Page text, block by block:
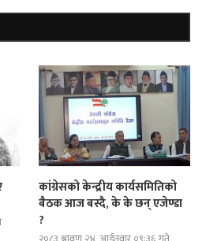
कांग्रेसको केन्द्रीय कार्यसमितिको
बैठक आज बस्दै, के के छन् एजेण्डा
?